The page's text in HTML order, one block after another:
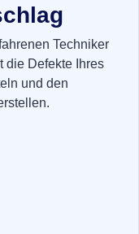
Techniker
die Defekte Ihres
und den